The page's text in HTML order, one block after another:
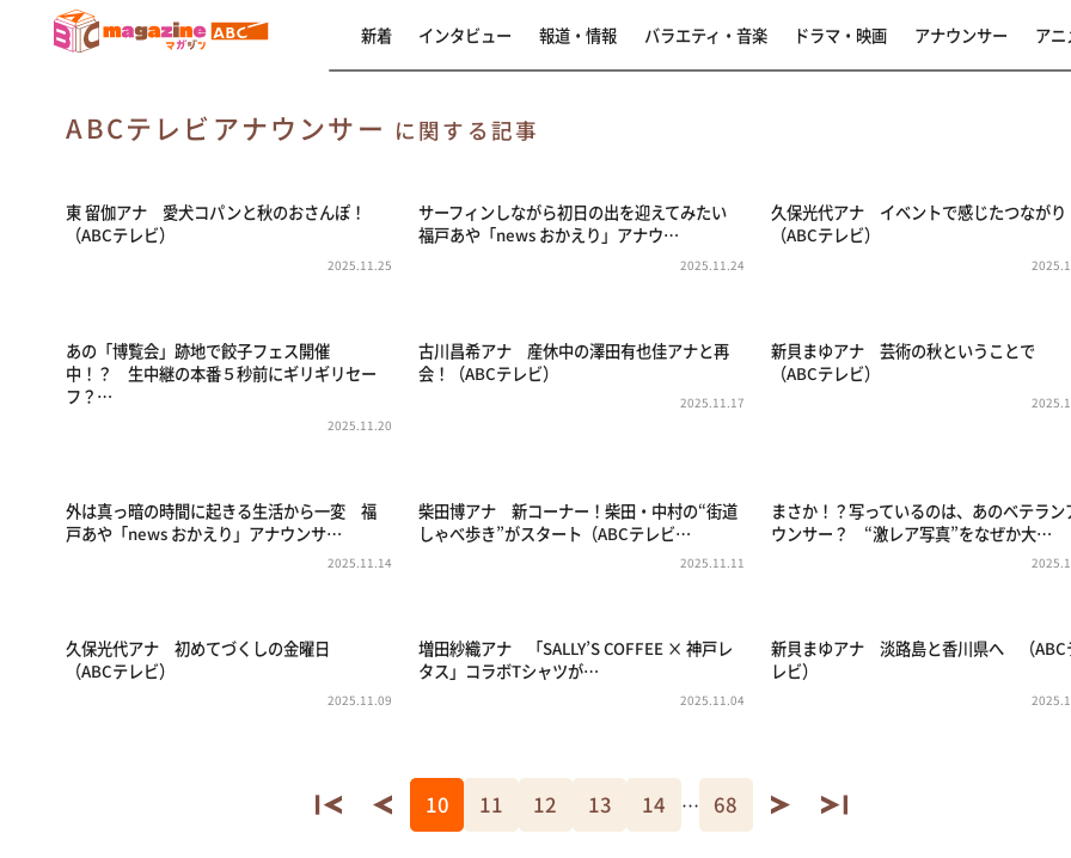
新着 インタビュー 報道・情報 バラエティ・音楽 ドラマ・映画 アナウンサー アニ
ABCテレビアナウンサー に関する記事
東 留伽アナ 愛犬コパンと秋のおさんぽ！
（ABCテレビ）
2025.11.25
サーフィンしながら初日の出を迎えてみたい
福戸あや「news おかえり」アナウ…
2025.11.24
久保光代アナ イベントで感じたつながり
（ABCテレビ）
あの「博覧会」跡地で餃子フェス開催
中！？ 生中継の本番５秒前にギリギリセー
フ？…
2025.11.20
古川昌希アナ 産休中の澤田有也佳アナと再
会！（ABCテレビ）
2025.11.17
新貝まゆアナ 芸術の秋ということで
（ABCテレビ）
外は真っ暗の時間に起きる生活から一変 福
戸あや「news おかえり」アナウンサ…
2025.11.14
柴田博アナ 新コーナー！柴田・中村の“街道
しゃべ歩き”がスタート（ABCテレビ…
2025.11.11
まさか！？写っているのは、あのベテラン
ウンサー？ “激レア写真”をなぜか大…
久保光代アナ 初めてづくしの金曜日
（ABCテレビ）
2025.11.09
増田紗織アナ 「SALLY’S COFFEE × 神戸レ
タス」コラボTシャツが…
2025.11.04
新貝まゆアナ 淡路島と香川県へ （ABC
レビ）
10 11 12 13 14 … 68